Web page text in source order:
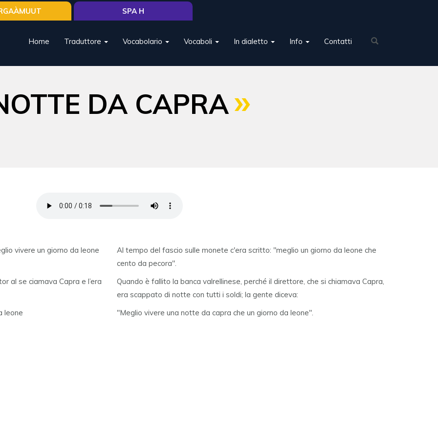
Home Traduttore Vocabolario Vocaboli In dialetto Info Contatti
SPA H
DA CAPRA
vivere un giorno da leone
al se ciamava Capra e l’era
leone
Al tempo del fascio sulle monete c'era scritto: "meglio un giorno da leone che
cento da pecora".
Quando è fallito la banca valrellinese, perché il direttore, che si chiamava Capra,
era scappato di notte con tutti i soldi; la gente diceva:
"Meglio vivere una notte da capra che un giorno da leone".